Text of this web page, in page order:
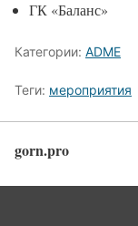
ГК «Баланс»
Категории: ADME
Теги: мероприятия
gorn.pro